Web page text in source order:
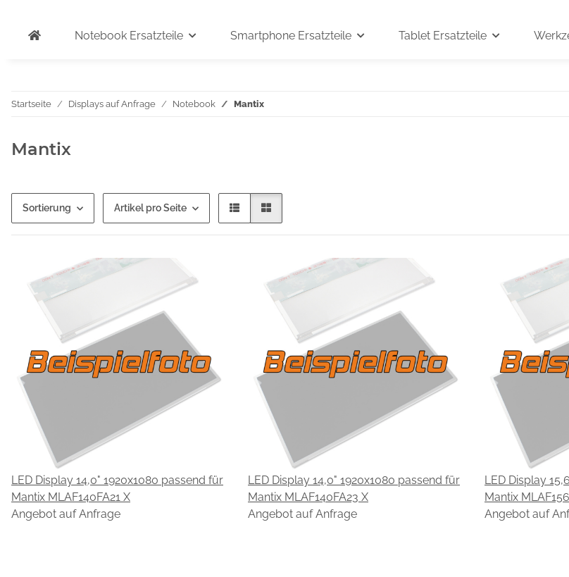
Notebook Ersatzteile Smartphone Ersatzteile Tablet Ersatzteile
Startseite Displays auf Anfrage Notebook Mantix
Mantix
Sortierung Artikel pro Seite
LED Display 14,0" 1920x1080 passend für
Mantix MLAF140FA21 X
Angebot auf Anfrage
LED Display 14,0" 1920x1080 passend für
Mantix MLAF140FA23 X
Angebot auf Anfrage
LED Display
Mantix
Angebot auf